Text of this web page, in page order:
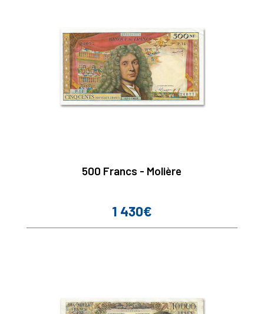
500 Francs - Molière
Prix
1 430€